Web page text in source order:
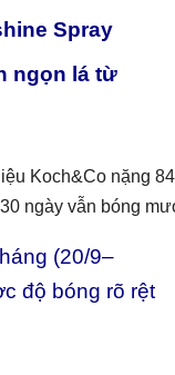
Spray
ngọn lá từ
ngày vẫn bóng
(20/9–
độ bóng rõ rệt